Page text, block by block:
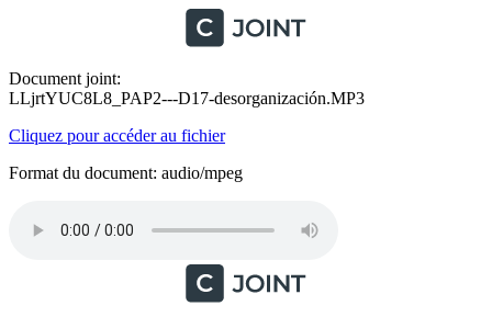
Document joint:
LLjrtYUC8L8_PAP2---D17-desorganización.MP3
Cliquez pour accéder au fichier
Format du document: audio/mpeg